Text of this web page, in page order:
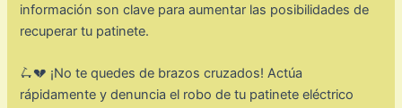
información son clave para aumentar las posibilidades de
recuperar tu patinete.
🛴💔 ¡No te quedes de brazos cruzados! Actúa
rápidamente y denuncia el robo de tu patinete eléctrico